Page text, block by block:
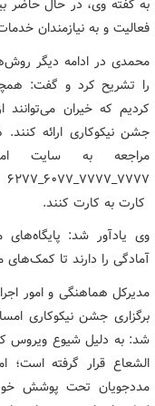
فعالیت و به نیازمندان
محمدی در ادامه دیگر
کردیم که خیران
جشن نیکوکاری ارائه کنند.
۷۷۷۷_۷۷۷۷_۶۰۷۷_۶۲۷۷
کارت به کارت کنند.
وی یادآور شد:
آمادگی را دارند تا کمک‌های
مدیرکل هماهنگی و امور
برگزاری جشن نیکوکاری
شد: به دلیل شیوع ویروس
الشعاع قرار گرفته است؛
مددجویان تحت پوشش